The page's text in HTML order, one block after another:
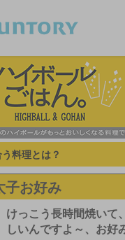
料理とは？
子お好み
けっこう長時間焼いて
しいんですよ～、お好